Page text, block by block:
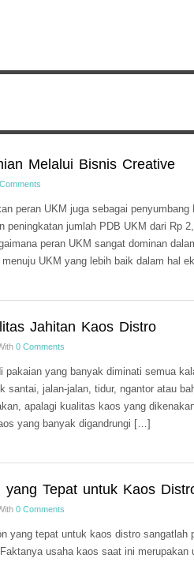
Melalui Bisnis Creative
peran UKM juga sebagai
peningkatan jumlah PDB UKM dari Rp
peran UKM sangat dominan
UKM yang lebih baik dalam hal
Jahitan Kaos Distro
0 Comments
pakaian yang banyak diminati semua
santai, jalan-jalan, tidur, ngantor atau
apalagi kualitas kaos yang
yang banyak digandrungi […]
Tepat untuk Kaos
0 Comments
yang tepat untuk kaos distro sangatlah
usaha kaos saat ini merupakan